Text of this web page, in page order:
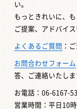
い。
もっときれいに、
ご提案、アドバイス
よくあるご質問 ：
お問合わせフォーム
答、ご連絡いたしま
お電話：06-6167-
営業時間：平日10